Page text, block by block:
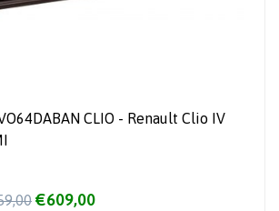
CLIO - Renault Clio IV
€609,00